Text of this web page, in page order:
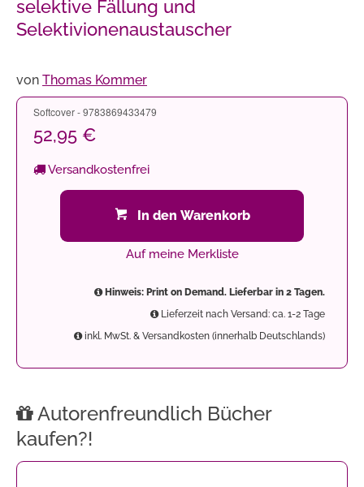
selektive Fällung und
Selektivionenaustauscher
von Thomas Kommer
Softcover - 9783869433479
52,95 €
Versandkostenfrei
In den Warenkorb
Auf meine Merkliste
Hinweis: Print on Demand. Lieferbar in 2 Tagen.
Lieferzeit nach Versand: ca. 1-2 Tage
inkl. MwSt. & Versandkosten (innerhalb Deutschlands)
Autorenfreundlich Bücher
kaufen?!